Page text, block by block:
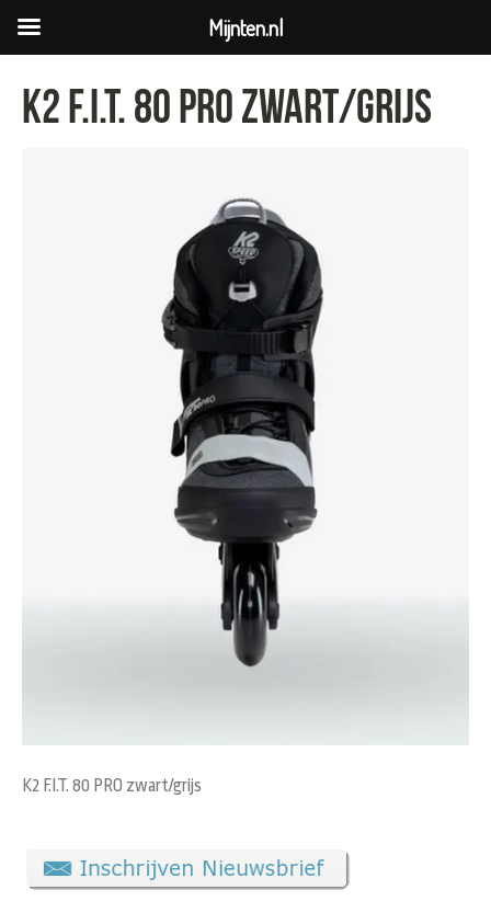
K2 F.I.T. 80 PRO zwart/grijs
K2 F.I.T. 80 PRO zwart/grijs
Mijnten.nl